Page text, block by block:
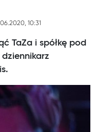
10:31
TaZa i spółkę pod